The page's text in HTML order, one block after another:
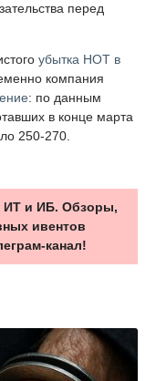
перед
убытка НОТ в
компания
: по данным
в конце марта
250-270.
ИТ и ИБ. Обзоры,
ивентов
канал!